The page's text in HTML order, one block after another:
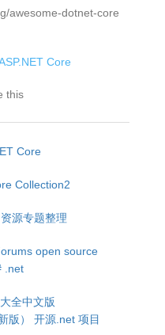
awesome-dotnet-core
Core
this
Core
Collection2
源专题整理
open source
.net
全中文版
版） 开源.net 项目